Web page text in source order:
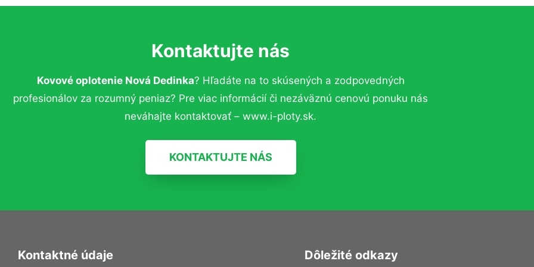
Kontaktujte nás
Kovové oplotenie Nová Dedinka? Hľadáte na to skúsených a zodpovedných
profesionálov za rozumný peniaz? Pre viac informácií či nezáväznú cenovú ponuku nás
neváhajte kontaktovať – www.i-ploty.sk.
KONTAKTUJTE NÁS
Kontaktné údaje Dôležité odkazy